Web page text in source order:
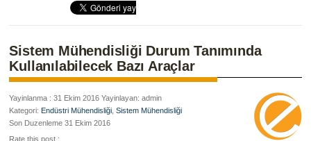
Sistem Mühendisliği Durum Tanımında
Kullanılabilecek Bazı Araçlar
Yayinlanma : 31 Ekim 2016 Yayinlayan: admin
Kategori: Endüstri Mühendisliği ,Sistem Mühendisliği
Son Duzenleme 31 Ekim 2016
Rate this post :